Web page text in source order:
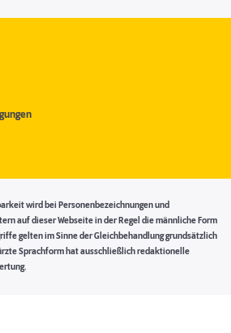
wird bei Personenbezeichnungen und
auf dieser Webseite in der Regel die männliche Form
gelten im Sinne der Gleichbehandlung grundsätzlich
Sprachform hat ausschließlich redaktionelle